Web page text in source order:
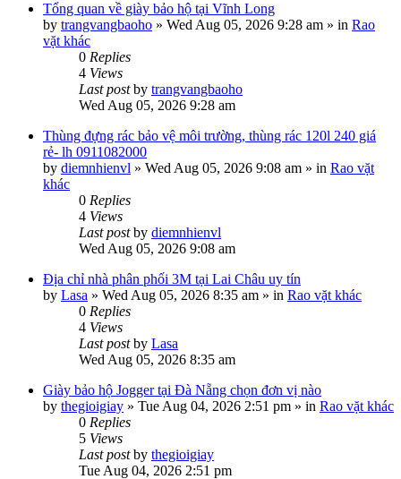
Tổng quan về giày bảo hộ tại Vĩnh Long
by trangvangbaoho » Wed Aug 05, 2026 9:28 am » in Rao
vặt khác
0 Replies
4 Views
Last postby trangvangbaoho
Wed Aug 05, 2026 9:28 am
Thùng đựng rác bảo vệ môi trường, thùng rác 120l 240 giá
rẻ- lh 0911082000
by diemnhienvl » Wed Aug 05, 2026 9:08 am » in Rao vặt
khác
0 Replies
4 Views
Last postby diemnhienvl
Wed Aug 05, 2026 9:08 am
Địa chỉ nhà phân phối 3M tại Lai Châu uy tín
by Lasa » Wed Aug 05, 2026 8:35 am » in Rao vặt khác
0 Replies
4 Views
Last postby Lasa
Wed Aug 05, 2026 8:35 am
Giày bảo hộ Jogger tại Đà Nẵng chọn đơn vị nào
by thegioigiay » Tue Aug 04, 2026 2:51 pm » in Rao vặt khác
0 Replies
5 Views
Last postby thegioigiay
Tue Aug 04, 2026 2:51 pm